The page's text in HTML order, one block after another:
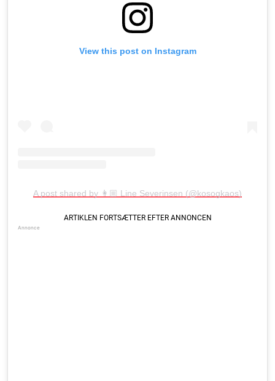
View this post on Instagram
A post shared by 👩🏼 Line Severinsen (@kosogkaos)